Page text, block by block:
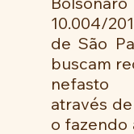
10.004/
de São
buscam
nefasto
através
o fazendo